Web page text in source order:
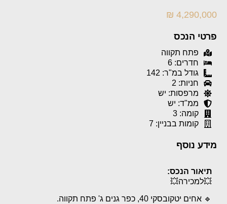
4,290,000 ₪
פרטי הנכס
פתח תקווה
חדרים: 6
גודל במ"ר: 142
חניות: 2
מרפסות: יש
ממ"ד: יש
קומה: 3
קומות בבניין: 7
מידע נוסף
תיאור הנכס:
💥למכירה💥
🔹 אחים יטקובסקי 40, כפר גנים ג' פתח תקווה.